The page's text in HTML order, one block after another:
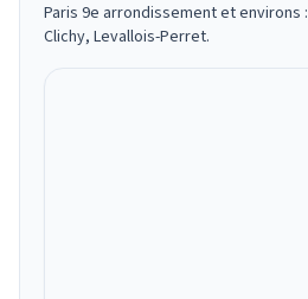
Paris 9e arrondissement et environs
Clichy, Levallois-Perret.